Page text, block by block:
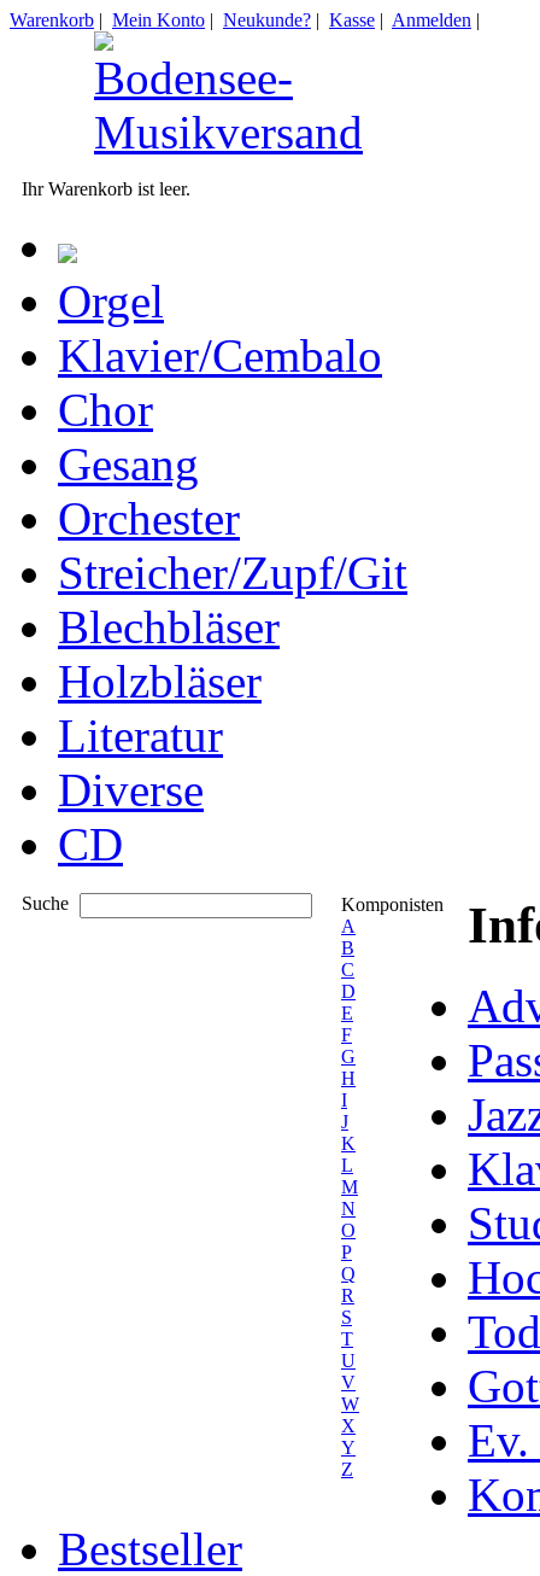
Warenkorb | Mein Konto | Neukunde? | Kasse | Anmelden |
Ihr Warenkorb ist leer.
Orgel
Klavier/Cembalo
Chor
Gesang
Orchester
Streicher/Zupf/Git
Blechbläser
Holzbläser
Literatur
Diverse
CD
Suche
Komponisten
A
B
C
D
E
F
G
H
I
J
K
L
M
N
O
P
Q
R
S
T
U
V
W
X
Y
Z
Ev.
Bestseller